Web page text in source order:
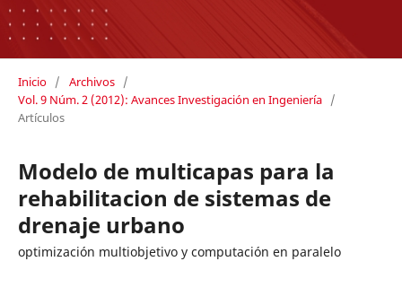
Inicio / Archivos /
Vol. 9 Núm. 2 (2012): Avances Investigación en Ingeniería /
Artículos
Modelo de multicapas para la
rehabilitacion de sistemas de
drenaje urbano
optimización multiobjetivo y computación en paralelo